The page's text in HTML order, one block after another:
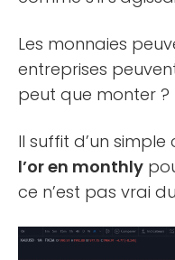
Les monnaies
entreprises
peut que monter ?
Il suffit d’un
l’or en monthly
ce n’est pas vrai